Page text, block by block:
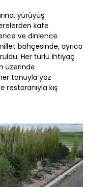
yürüyüş
kafe
ve dinlence
bahçesinde, ayrıca
Her türlü ihtiyaç
üzerinde
tonuyla yaz
restoranıyla kış